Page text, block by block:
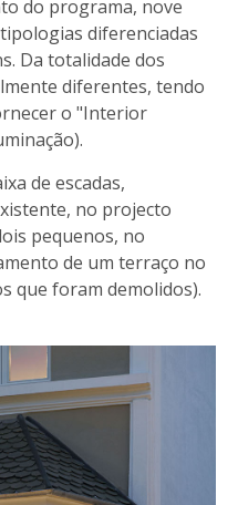
do programa, nove
diferenciadas
Da totalidade dos
diferentes, tendo
o "Interior
de escadas,
no projecto
pequenos, no
de um terraço no
que foram demolidos).